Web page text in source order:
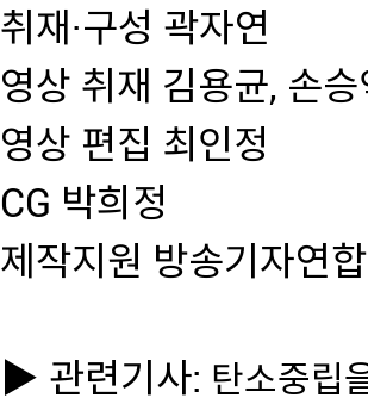
취재·구성 곽자연
영상 취재 김용균, 손
영상 편집 최인정
CG 박희정
제작지원 방송기자연
▶ 관련기사: 탄소중립